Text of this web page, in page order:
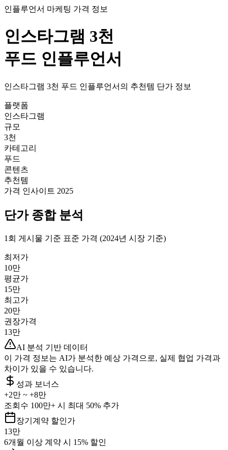
인플루언서 마케팅 가격 정보
인스타그램 3천
푸드 인플루언서
인스타그램 3천 푸드 인플루언서의 추천템 단가 정보
플랫폼
인스타그램
규모
3천
카테고리
푸드
콘텐츠
추천템
가격 인사이트 2025
단가종합 분석
1회 게시물 기준 표준 가격 (2024년 시장 기준)
최저가
10만
평균가
15만
최고가
20만
권장가격
13만
AI 분석 기반 데이터
이 가격 정보는 AI가 분석한 예상 가격으로, 실제 협업 가격과
차이가 있을 수 있습니다.
성과 보너스
+2만 ~ +8만
조회수 100만+ 시 최대 50% 추가
장기계약 할인가
13만
6개월 이상 계약 시 15% 할인